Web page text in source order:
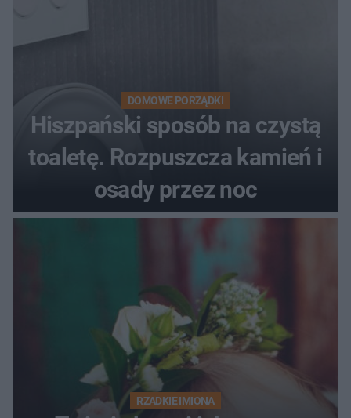
DOMOWE PORZĄDKI
Hiszpański sposób na czystą
toaletę. Rozpuszcza kamień i
osady przez noc
RZADKIE IMIONA